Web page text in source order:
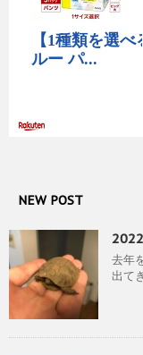
NEW POST
去年
出て